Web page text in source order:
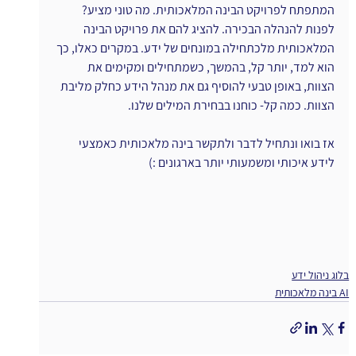
המתפתח לפרויקט הבינה המלאכותית. מה טוני מציע?
לפנות להנהלה הבכירה. להציג להם את פרויקט הבינה
המלאכותית מלכתחילה במונחים של ידע. במקרים כאלו, כך
הוא למד, יותר קל, בהמשך, כשמתחילים ומקימים את
הצוות, באופן טבעי להוסיף גם את מנהל הידע כחלק מליבת
הצוות. כמה קל- כוחנו בבחירת המילים שלנו.
אז בואו ונתחיל לדבר ולתקשר בינה מלאכותית כאמצעי
לידע איכותי ומשמעותי יותר בארגונים :)
בלוג ניהול ידע
AI בינה מלאכותית